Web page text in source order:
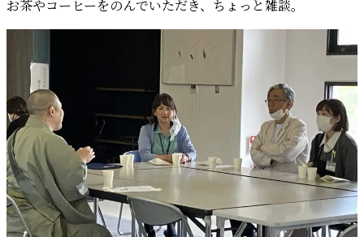
お茶やコーヒーをのんでいただき、ちょっと雑談。